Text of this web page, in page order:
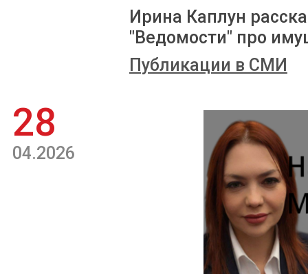
Ирина Каплун
"Ведомости" про
Публикации в СМИ
28
04.2026